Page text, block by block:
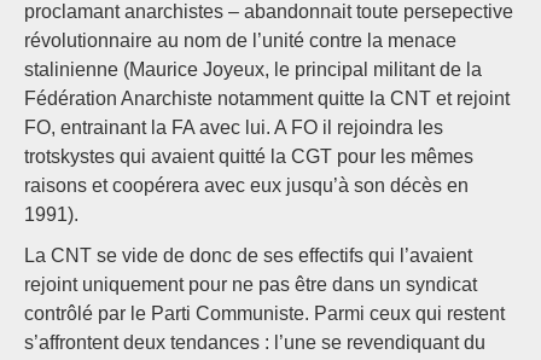
proclamant anarchistes – abandonnait toute persepective
révolutionnaire au nom de l’unité contre la menace
stalinienne (Maurice Joyeux, le principal militant de la
Fédération Anarchiste notamment quitte la CNT et rejoint
FO, entrainant la FA avec lui. A FO il rejoindra les
trotskystes qui avaient quitté la CGT pour les mêmes
raisons et coopérera avec eux jusqu’à son décès en
1991).
La CNT se vide de donc de ses effectifs qui l’avaient
rejoint uniquement pour ne pas être dans un syndicat
contrôlé par le Parti Communiste. Parmi ceux qui restent
s’affrontent deux tendances : l’une se revendiquant du